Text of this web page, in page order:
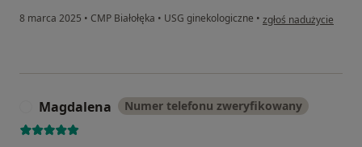
8 marca 2025 • CMP Białołęka • USG ginekologiczne • w opinii użytkownika
zgłoś nadużycie
Magdalena Numer telefonu zweryfikowany